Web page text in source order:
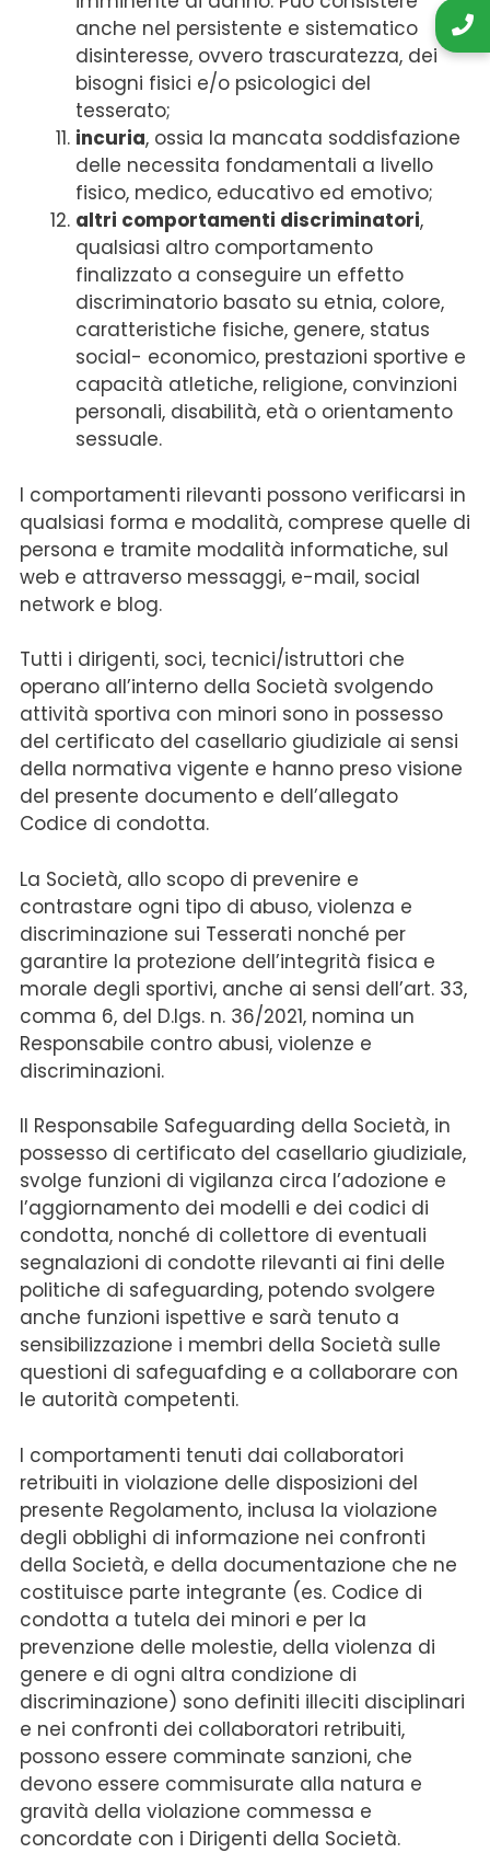
anche nel persistente e sistematico
disinteresse, ovvero trascuratezza, dei
bisogni fisici e/o psicologici del
tesserato;
incuria, ossia la mancata soddisfazione
delle necessita fondamentali a livello
fisico, medico, educativo ed emotivo;
altri comportamenti discriminatori,
qualsiasi altro comportamento
finalizzato a conseguire un effetto
discriminatorio basato su etnia, colore,
caratteristiche fisiche, genere, status
social- economico, prestazioni sportive e
capacità atletiche, religione, convinzioni
personali, disabilità, età o orientamento
sessuale.
I comportamenti rilevanti possono verificarsi in
qualsiasi forma e modalità, comprese quelle di
persona e tramite modalità informatiche, sul
web e attraverso messaggi, e-mail, social
network e blog.
Tutti i dirigenti, soci, tecnici/istruttori che
operano all’interno della Società svolgendo
attività sportiva con minori sono in possesso
del certificato del casellario giudiziale ai sensi
della normativa vigente e hanno preso visione
del presente documento e dell’allegato
Codice di condotta.
La Società, allo scopo di prevenire e
contrastare ogni tipo di abuso, violenza e
discriminazione sui Tesserati nonché per
garantire la protezione dell’integrità fisica e
morale degli sportivi, anche ai sensi dell’art. 33,
comma 6, del D.lgs. n. 36/2021, nomina un
Responsabile contro abusi, violenze e
discriminazioni.
Il Responsabile Safeguarding della Società, in
possesso di certificato del casellario giudiziale,
svolge funzioni di vigilanza circa l’adozione e
l’aggiornamento dei modelli e dei codici di
condotta, nonché di collettore di eventuali
segnalazioni di condotte rilevanti ai fini delle
politiche di safeguarding, potendo svolgere
anche funzioni ispettive e sarà tenuto a
sensibilizzazione i membri della Società sulle
questioni di safeguafding e a collaborare con
le autorità competenti.
I comportamenti tenuti dai collaboratori
retribuiti in violazione delle disposizioni del
presente Regolamento, inclusa la violazione
degli obblighi di informazione nei confronti
della Società, e della documentazione che ne
costituisce parte integrante (es. Codice di
condotta a tutela dei minori e per la
prevenzione delle molestie, della violenza di
genere e di ogni altra condizione di
discriminazione) sono definiti illeciti disciplinari
e nei confronti dei collaboratori retribuiti,
possono essere comminate sanzioni, che
devono essere commisurate alla natura e
gravità della violazione commessa e
concordate con i Dirigenti della Società.